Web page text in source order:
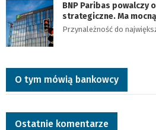
BNP Paribas powalczy
strategiczne. Ma
Przynależność do
O tym mówią bankowcy
Ostatnie komentarze